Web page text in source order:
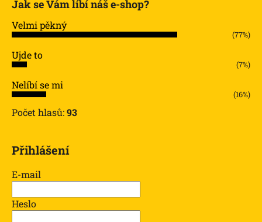
Jak se Vám líbí náš e-shop?
Velmi pěkný
(77%)
Ujde to
(7%)
Nelíbí se mi
(16%)
Počet hlasů:93
Přihlášení
E-mail
Heslo